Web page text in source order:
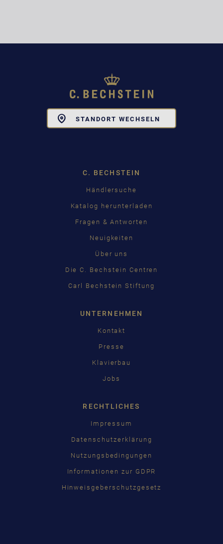
STANDORT WECHSELN
C. BECHSTEIN
Händlersuche
Katalog herunterladen
Fragen & Antworten
Neuigkeiten
Über uns
Die C. Bechstein Centren
Carl Bechstein Stiftung
UNTERNEHMEN
Kontakt
Presse
Klavierbau
Jobs
RECHTLICHES
Impressum
Datenschutzerklärung
Nutzungsbedingungen
Informationen zur GDPR
Hinweisgeberschutzgesetz